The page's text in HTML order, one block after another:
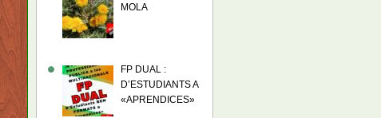
MOLA
FP DUAL :
D’ESTUDIANTS A
«APRENDICES»